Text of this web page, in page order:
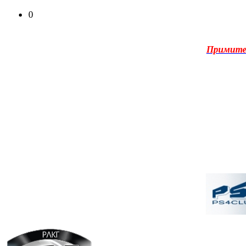
0
Примите